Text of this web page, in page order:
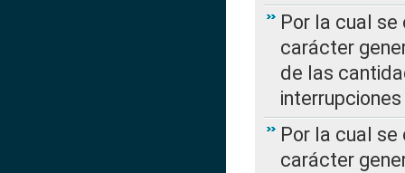
Por la cual
carácter
de las
Por la cual
carácter